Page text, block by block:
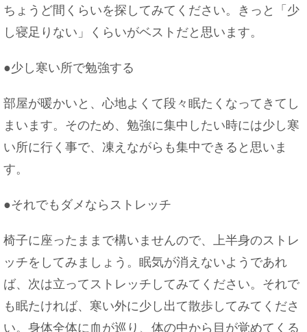
ちょうど間くらいを探してみてください。きっと「少
し寝足りない」くらいがベストだと思います。
●少し寒い所で勉強する
部屋が暖かいと、心地よくて段々眠たくなってきてし
まいます。そのため、勉強に集中したい時には少し寒
い所に行く事で、凍えながらも集中できると思いま
す。
●それでもダメならストレッチ
椅子に座ったままで構いませんので、上半身のストレ
ッチをしてみましょう。眠気が消えないようであれ
ば、次は立ってストレッチしてみてください。それで
も眠たければ、寒い外に少し出て散歩してみてくださ
い。身体全体に血が巡り、体の中から目が覚めてくる